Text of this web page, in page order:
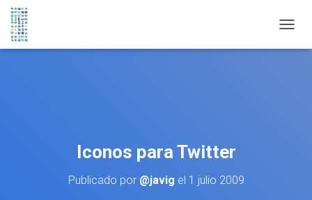
Iconos para Twitter
Publicado por @javig el 1 julio 2009